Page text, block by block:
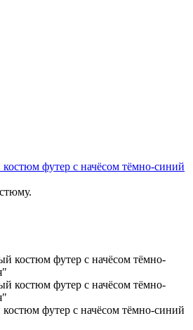
футер с начёсом тёмно-синий
футер с начёсом тёмно-синий